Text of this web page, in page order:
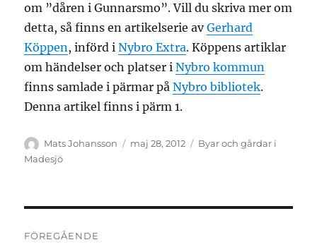
om ”dåren i Gunnarsmo”. Vill du skriva mer om
detta, så finns en artikelserie avGerhard
Köppen, införd iNybro Extra. Köppens artiklar
om händelser och platser iNybro kommun
finns samlade i pärmar påNybro bibliotek.
Denna artikel finns i pärm 1.
Författare
Mats Johansson
Publicerat
maj 28, 2012 Kategorier
Byar och gårdar i
Madesjö
FÖREGÅENDE